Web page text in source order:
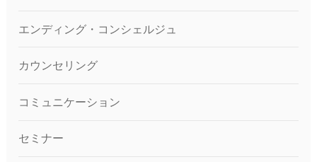
エンディング・コンシェルジュ
カウンセリング
コミュニケーション
セミナー